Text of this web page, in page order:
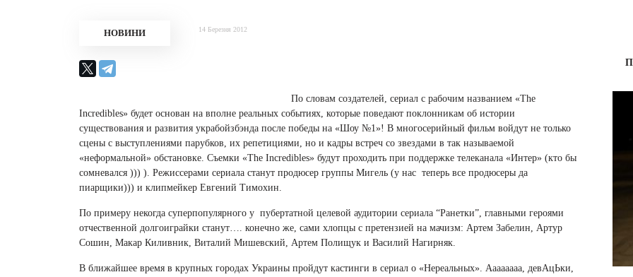
НОВИНИ 14 Березня 2012
По словам создателей, сериал с рабочим названием «The
Incredibles» будет основан на вполне реальных событиях, которые поведают поклонникам об истории
существования и развития украбойзбэнда после победы на «Шоу №1»! В многосерийный фильм войдут не только
сцены с выступлениями парубков, их репетициями, но и кадры встреч со звездами в так называемой
«неформальной» обстановке. Съемки «The Incredibles» будут проходить при поддержке телеканала «Интер» (кто бы
сомневался ))) ). Режиссерами сериала станут продюсер группы Мигель (у нас теперь все продюсеры да
пиарщики))) и клипмейкер Евгений Тимохин.
По примеру некогда суперпопулярного у пубертатной целевой аудитории сериала “Ранетки”, главными героями
отчественной долгоиграйки станут…. конечно же, сами хлопцы с претензией на мачизм: Артем Забелин, Артур
Сошин, Макар Киливник, Виталий Мишевский, Артем Полищук и Василий Нагирняк.
В ближайшее время в крупных городах Украины пройдут кастинги в сериал о «Нереальных». Аааааааа, девАцЬки,